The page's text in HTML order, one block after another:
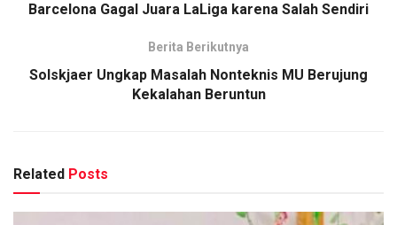
Barcelona Gagal Juara LaLiga karena Salah Sendiri
Berita Berikutnya
Solskjaer Ungkap Masalah Nonteknis MU Berujung
Kekalahan Beruntun
Related Posts